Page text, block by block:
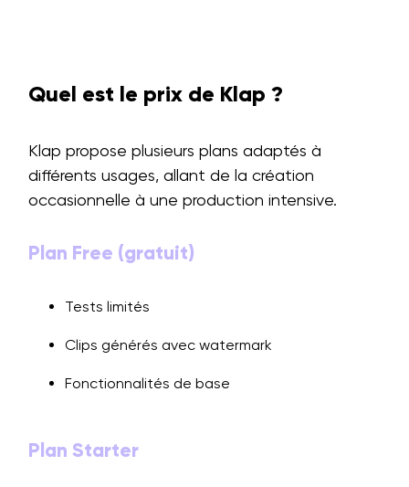
Quel est le prix de Klap ?
Klap propose plusieurs plans adaptés à
différents usages, allant de la création
occasionnelle à une production intensive.
Plan Free (gratuit)
Tests limités
Clips générés avec watermark
Fonctionnalités de base
Plan Starter